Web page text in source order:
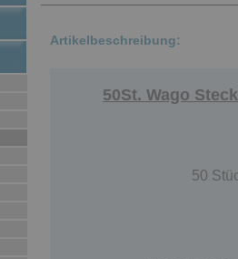
Artikelbeschreibung:
50St. Wago
50